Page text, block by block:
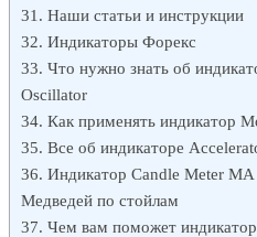
Наши статьи и инструкции
Индикаторы Форекс
Что нужно знать об
Oscillator
Как применять индикатор
Все об индикаторе
Индикатор Candle Meter
Медведей по стойлам
Чем вам поможет